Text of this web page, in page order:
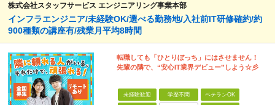
株式会社スタッフサービス エンジニアリング事業本部
インフラエンジニア/未経験OK/選べる勤務地/入社前IT研修確約/約
900種類の講座有/残業月平均8時間
転職しても「ひとりぼっち」にはさせません！
先輩の隣で、“安心IT業界デビュー”しよう☆彡
未経験歓迎 学歴不問 ベテランOK